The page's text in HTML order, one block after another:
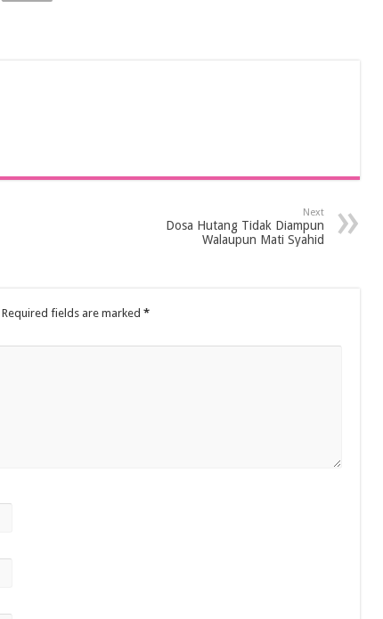
Next
Dosa Hutang Tidak Diampun
Walaupun Mati Syahid
Required fields are marked *